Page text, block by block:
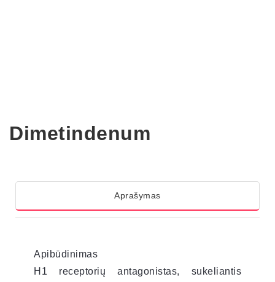
Dimetindenum
Aprašymas
Apibūdinimas
H1 receptorių antagonistas, sukeliantis